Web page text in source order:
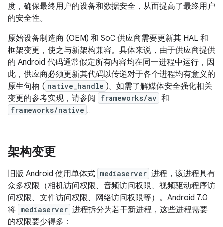
度，确保最终用户的设备和数据安全，从而提高了最终用户
的安全性。
原始设备制造商 (OEM) 和 SoC 供应商需要更新其 HAL 和
框架变更，使之与新架构兼容。具体来说，由于供应商提供
的 Android 代码通常假定所有内容均在同一进程中运行，因
此，供应商必须更新其代码以传递对于各个进程均有意义的
原生句柄 ( native_handle )。如需了解媒体安全强化相关
变更的参考实现，请参阅
frameworks/av 和
frameworks/native 。
架构变更
旧版 Android 使用单体式 mediaserver 进程，该进程具有
众多权限（相机访问权限、音频访问权限、视频驱动程序访
问权限、文件访问权限、网络访问权限等）。Android 7.0
将 mediaserver 进程拆分为若干新进程，这些进程需要
的权限要少得多：